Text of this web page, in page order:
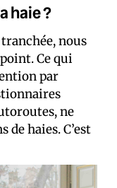
haie ?
nous
Ce qui
par
ne
de haies. C’est